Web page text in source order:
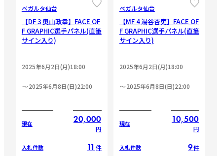
ベガルタ仙台
【DF 3 奥山政幸】FACE OF
F GRAPHIC選手パネル(直筆
サイン入り)
2025年6月2日(月)18:00
2025年6月8日(日)22:00
現在 20,000
円
入札件数 11 件
ベガルタ仙台
【MF 4 湯谷杏吏】FACE OF
F GRAPHIC選手パネル(直筆
サイン入り)
2025年6月2日(月)18:00
2025年6月8日(日)22:00
現在 10,500
円
入札件数 9件